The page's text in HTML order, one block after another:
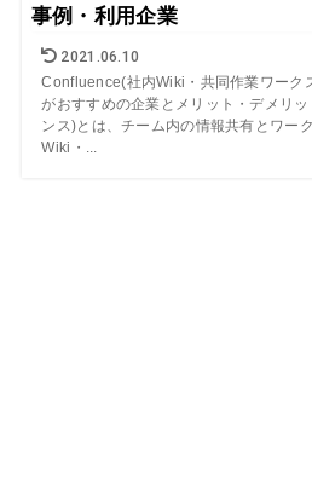
事例・利用企業
2021.06.10
Confluence(社内Wiki・共同作業ワーク
がおすすめの企業とメリット・デメリ
ンス)とは、チーム内の情報共有とワー
Wiki・...